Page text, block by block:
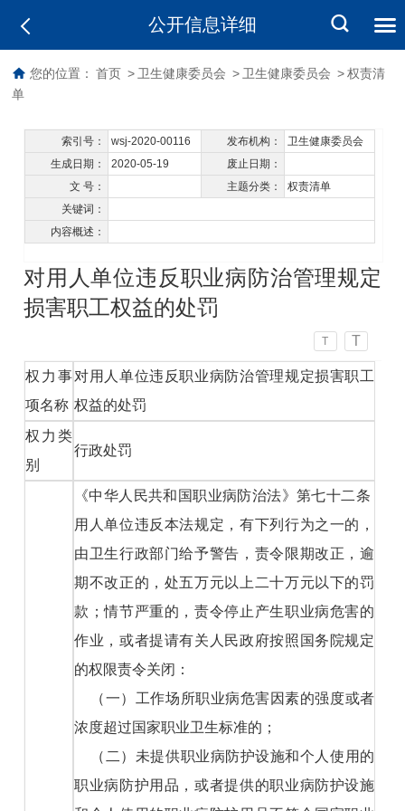
公开信息详细
您的位置： 首页 > 卫生健康委员会 > 卫生健康委员会 > 权责清
单
索引号： wsj-2020-00116 发布机构：
卫生健康委员会
生成日期：
2020-05-19
废止日期：
文 号：
主题分类：
权责清单
关键词：
内容概述：
对用人单位违反职业病防治管理规定
损害职工权益的处罚
T T
权力事
项名称
对用人单位违反职业病防治管理规定损害职工
权益的处罚
权力类
别
行政处罚
《中华人民共和国职业病防治法》第七十二条
用人单位违反本法规定，有下列行为之一的，
由卫生行政部门给予警告，责令限期改正，逾
期不改正的，处五万元以上二十万元以下的罚
款；情节严重的，责令停止产生职业病危害的
作业，或者提请有关人民政府按照国务院规定
的权限责令关闭：
（一）工作场所职业病危害因素的强度或者
浓度超过国家职业卫生标准的；
（二）未提供职业病防护设施和个人使用的
职业病防护用品，或者提供的职业病防护设施